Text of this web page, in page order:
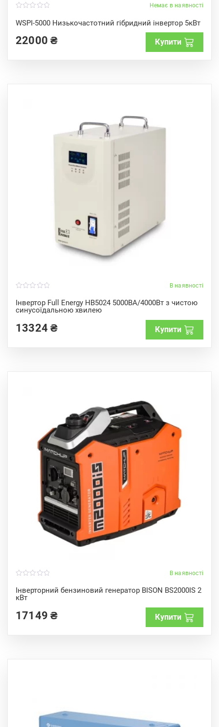
Немає в наявності
WSPI-5000 Низькочастотний гібридний інвертор 5кВт
o
u
o
f
22000₴ Купити
В наявності
Інвертор Full Energy HB5024 5000ВА/4000Вт з чистою
синусоїдальною хвилею
o
u
t
f13324₴ Купити
В наявності
Інверторний бензиновий генератор BISON BS2000IS 2
кВт
o
u
t
f17149₴ Купити